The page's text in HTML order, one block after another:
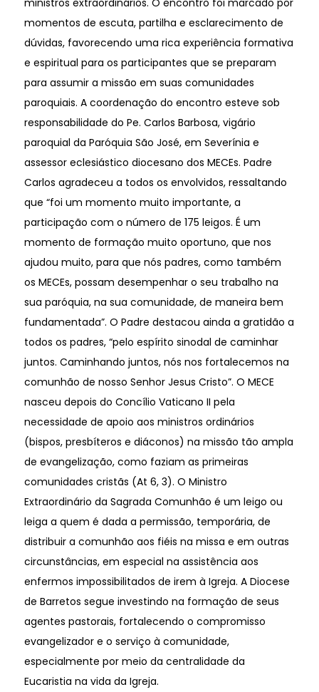
momentos de escuta, partilha e esclarecimento de
dúvidas, favorecendo uma rica experiência formativa
e espiritual para os participantes que se preparam
para assumir a missão em suas comunidades
paroquiais. A coordenação do encontro esteve sob
responsabilidade do Pe. Carlos Barbosa, vigário
paroquial da Paróquia São José, em Severínia e
assessor eclesiástico diocesano dos MECEs. Padre
Carlos agradeceu a todos os envolvidos, ressaltando
que “foi um momento muito importante, a
participação com o número de 175 leigos. É um
momento de formação muito oportuno, que nos
ajudou muito, para que nós padres, como também
os MECEs, possam desempenhar o seu trabalho na
sua paróquia, na sua comunidade, de maneira bem
fundamentada”. O Padre destacou ainda a gratidão a
todos os padres, “pelo espírito sinodal de caminhar
juntos. Caminhando juntos, nós nos fortalecemos na
comunhão de nosso Senhor Jesus Cristo”. O MECE
nasceu depois do Concílio Vaticano II pela
necessidade de apoio aos ministros ordinários
(bispos, presbíteros e diáconos) na missão tão ampla
de evangelização, como faziam as primeiras
comunidades cristãs (At 6, 3). O Ministro
Extraordinário da Sagrada Comunhão é um leigo ou
leiga a quem é dada a permissão, temporária, de
distribuir a comunhão aos fiéis na missa e em outras
circunstâncias, em especial na assistência aos
enfermos impossibilitados de irem à Igreja. A Diocese
de Barretos segue investindo na formação de seus
agentes pastorais, fortalecendo o compromisso
evangelizador e o serviço à comunidade,
especialmente por meio da centralidade da
Eucaristia na vida da Igreja.